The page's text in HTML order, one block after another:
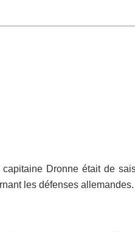
Dronne était de
les défenses allemandes.